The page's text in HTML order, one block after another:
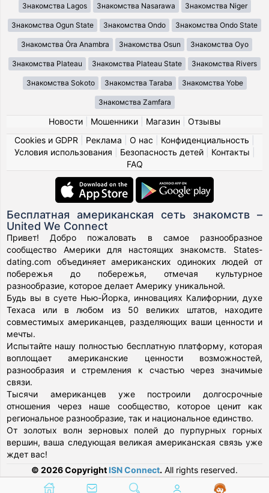
Знакомства Lagos Знакомства Nasarawa Знакомства Niger
Знакомства Ogun State Знакомства Ondo Знакомства Ondo State
Знакомства Ȯra Anambra Знакомства Osun Знакомства Oyo
Знакомства Plateau Знакомства Plateau State Знакомства Rivers
Знакомства Sokoto Знакомства Taraba Знакомства Yobe
Знакомства Zamfara
Новости| Мошенники| Магазин
Отзывы
Cookies и GDPR
Реклама О нас Конфиденциальность
Условия использования
Безопасность детей| Контакты
FAQ
Бесплатная американская сеть знакомств –
United We Connect
Привет! Добро пожаловать в самое разнообразное
сообщество Америки для настоящих знакомств. States-
dating.com объединяет американских одиноких людей от
побережья до побережья, отмечая культурное
разнообразие, которое делает Америку уникальной.
Будь вы в суете Нью-Йорка, инновациях Калифорнии, духе
Техаса или в любом из 50 великих штатов, находите
совместимых американцев, разделяющих ваши ценности и
мечты.
Испытайте нашу полностью бесплатную платформу, которая
воплощает американские ценности возможностей,
разнообразия и стремления к счастью через значимые
связи.
Тысячи американцев уже построили долгосрочные
отношения через наше сообщество, которое ценит как
региональное разнообразие, так и национальное единство.
От золотых волн зерновых полей до пурпурных горных
вершин, ваша следующая великая американская связь уже
ждет вас!
© 2026 Copyright ISN Connect. All rights reserved.